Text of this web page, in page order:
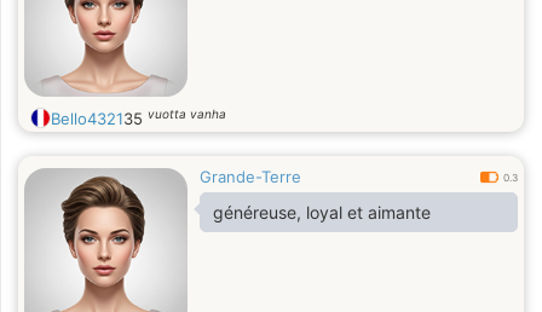
Bello432135 vuotta vanha
Grande-Terre 0.3
généreuse, loyal et aimante